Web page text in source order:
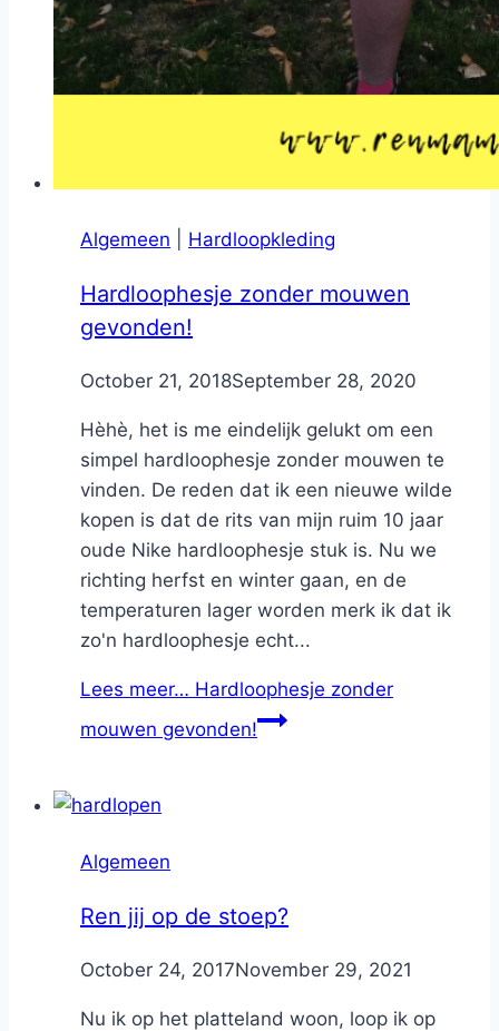
Algemeen Hardloopkleding
Hardloophesje zonder mouwen
gevonden!
ByNicole
October 21, 2018September 28, 2020
Hèhè, het is me eindelijk gelukt om een
simpel hardloophesje zonder mouwen te
vinden. De reden dat ik een nieuwe wilde
kopen is dat de rits van mijn ruim 10 jaar
oude Nike hardloophesje stuk is. Nu we
richting herfst en winter gaan, en de
temperaturen lager worden merk ik dat ik
zo'n hardloophesje echt...
Lees meer… Hardloophesje zonder
mouwen gevonden!
Algemeen
Ren jij op de stoep?
ByNicole
October 24, 2017November 29, 2021
Nu ik op het platteland woon, loop ik op